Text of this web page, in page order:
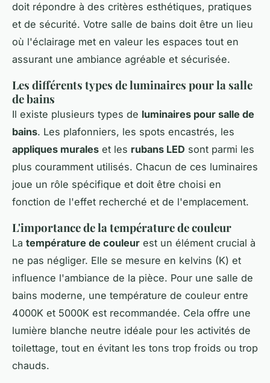
doit répondre à des critères esthétiques, pratiques
et de sécurité. Votre salle de bains doit être un lieu
où l'éclairage met en valeur les espaces tout en
assurant une ambiance agréable et sécurisée.
Les différents types de luminaires pour la salle
de bains
Il existe plusieurs types de luminaires pour salle de
bains. Les plafonniers, les spots encastrés, les
appliques murales et les rubans LED sont parmi les
plus couramment utilisés. Chacun de ces luminaires
joue un rôle spécifique et doit être choisi en
fonction de l'effet recherché et de l'emplacement.
L'importance de la température de couleur
La température de couleur est un élément crucial à
ne pas négliger. Elle se mesure en kelvins (K) et
influence l'ambiance de la pièce. Pour une salle de
bains moderne, une température de couleur entre
4000K et 5000K est recommandée. Cela offre une
lumière blanche neutre idéale pour les activités de
toilettage, tout en évitant les tons trop froids ou trop
chauds.